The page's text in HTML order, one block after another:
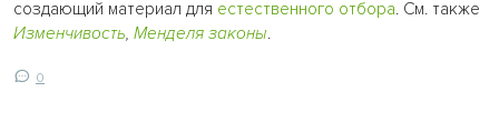
создающий материал для естественного отбора. См. также
Изменчивость, Менделя законы.
0